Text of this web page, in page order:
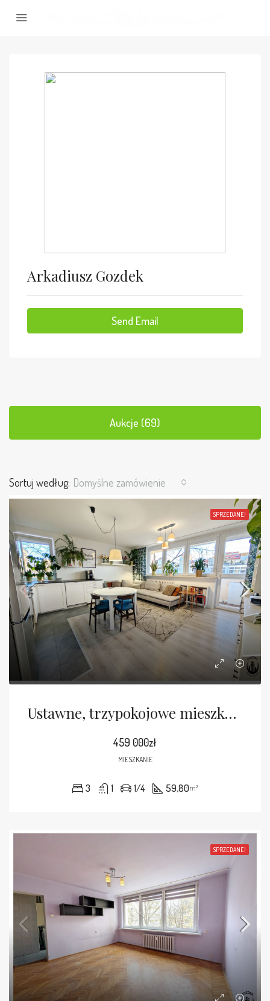
Arkadiusz Gozdek
Send Email
Aukcje (69)
Sortuj według: Domyślne zamówienie
SPRZEDANE!
Ustawne, trzypokojowe mieszkanei na 1 piętrze
459 000zł
MIESZKANIE
3 1 1/4 59,80m²
SPRZEDANE!